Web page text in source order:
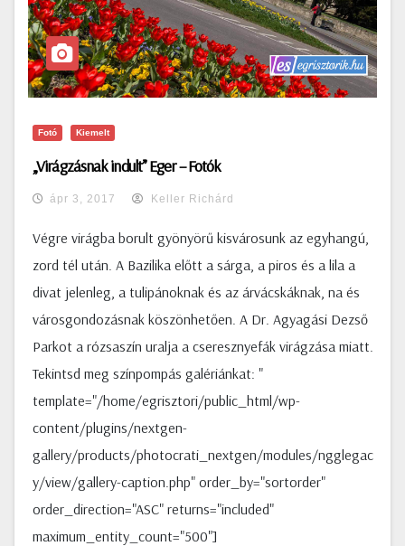
Fotó Kiemelt
„Virágzásnak indult” Eger – Fotók
ápr 3, 2017 Keller Richárd
Végre virágba borult gyönyörű kisvárosunk az egyhangú,
zord tél után. A Bazilika előtt a sárga, a piros és a lila a
divat jelenleg, a tulipánoknak és az árvácskáknak, na és
városgondozásnak köszönhetően. A Dr. Agyagási Dezső
Parkot a rózsaszín uralja a cseresznyefák virágzása miatt.
Tekintsd meg színpompás galériánkat: "
template="/home/egrisztori/public_html/wp-
content/plugins/nextgen-
gallery/products/photocrati_nextgen/modules/ngglegac
y/view/gallery-caption.php" order_by="sortorder"
order_direction="ASC" returns="included"
maximum_entity_count="500"]